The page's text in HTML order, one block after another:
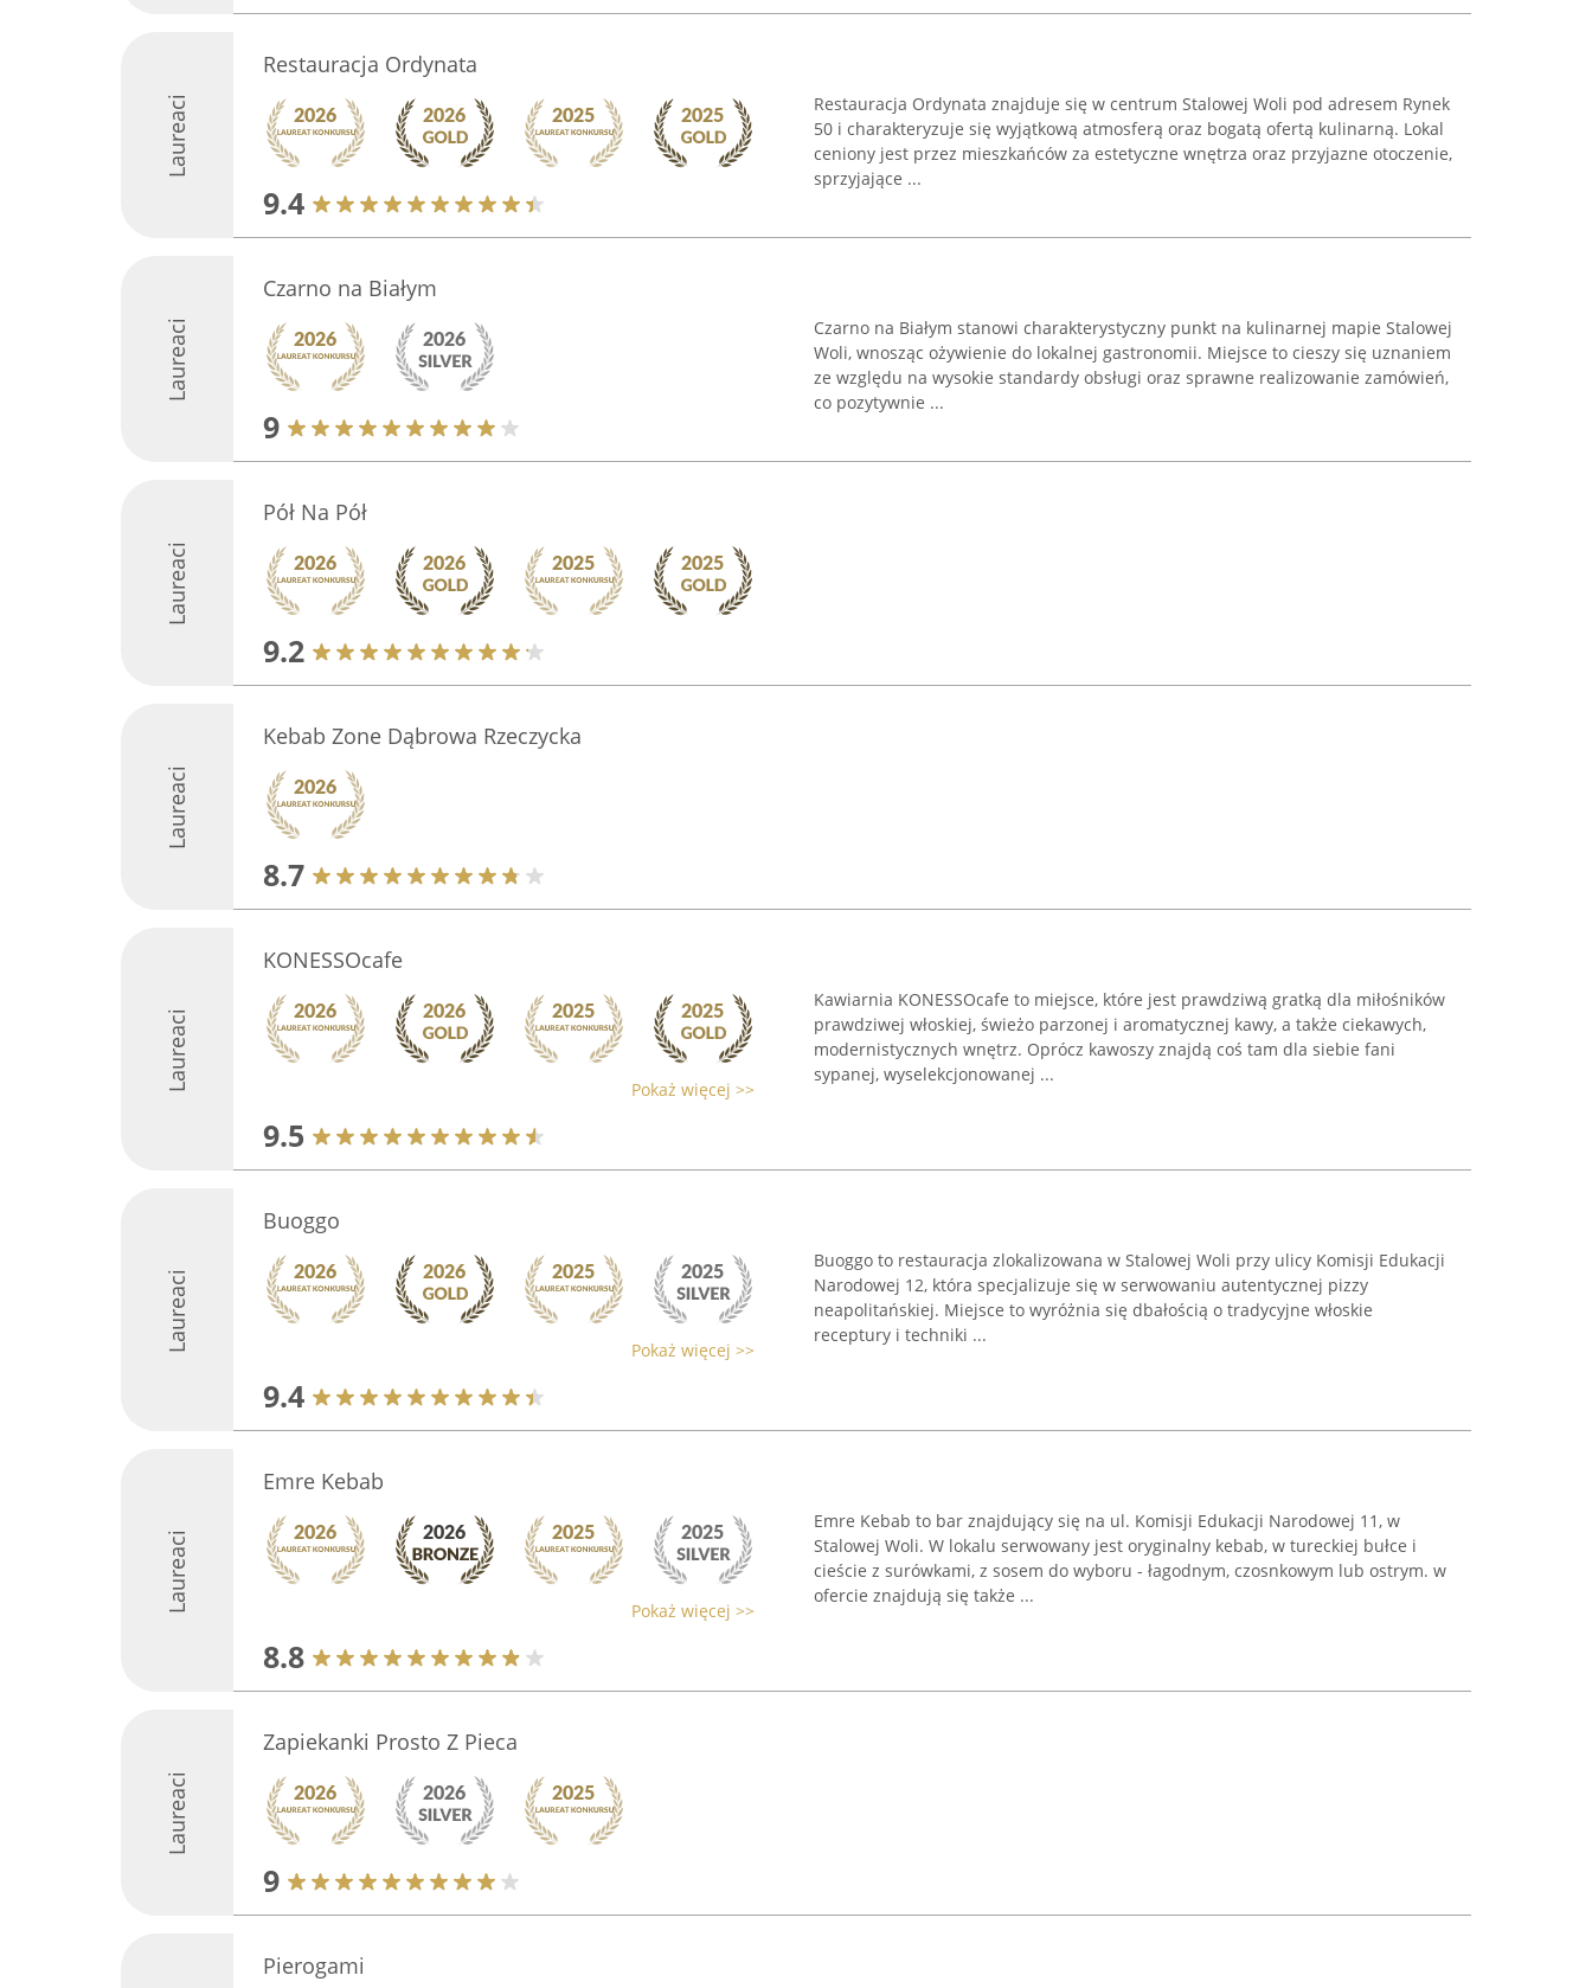
Laureaci
Restauracja Ordynata
9.4
Restauracja Ordynata znajduje się w centrum Stalowej Woli pod adresem Rynek
50 i charakteryzuje się wyjątkową atmosferą oraz bogatą ofertą kulinarną. Lokal
ceniony jest przez mieszkańców za estetyczne wnętrza oraz przyjazne otoczenie,
sprzyjające ...
Laureaci
Czarno na Białym
9
Czarno na Białym stanowi charakterystyczny punkt na kulinarnej mapie Stalowej
Woli, wnosząc ożywienie do lokalnej gastronomii. Miejsce to cieszy się uznaniem
ze względu na wysokie standardy obsługi oraz sprawne realizowanie zamówień,
co pozytywnie ...
Laureaci
Pół Na Pół
9.2
Laureaci
Kebab Zone Dąbrowa Rzeczycka
8.7
Laureaci
KONESSOcafe
Pokaż więcej >>
9.5
Kawiarnia KONESSOcafe to miejsce, które jest prawdziwą gratką dla miłośników
prawdziwej włoskiej, świeżo parzonej i aromatycznej kawy, a także ciekawych,
modernistycznych wnętrz. Oprócz kawoszy znajdą coś tam dla siebie fani
sypanej, wyselekcjonowanej ...
Laureaci
Buoggo
Pokaż więcej >>
9.4
Buoggo to restauracja zlokalizowana w Stalowej Woli przy ulicy Komisji Edukacji
Narodowej 12, która specjalizuje się w serwowaniu autentycznej pizzy
neapolitańskiej. Miejsce to wyróżnia się dbałością o tradycyjne włoskie
receptury i techniki ...
Laureaci
Emre Kebab
Pokaż więcej >>
8.8
Emre Kebab to bar znajdujący się na ul. Komisji Edukacji Narodowej 11, w
Stalowej Woli. W lokalu serwowany jest oryginalny kebab, w tureckiej bułce i
cieście z surówkami, z sosem do wyboru - łagodnym, czosnkowym lub ostrym. w
ofercie znajdują się także ...
Laureaci
Zapiekanki Prosto Z Pieca
9
Pierogami